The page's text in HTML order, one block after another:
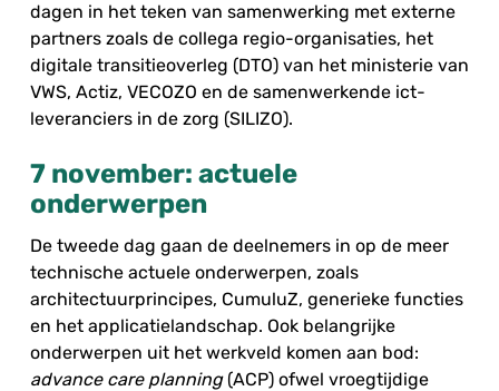
dagen in het teken van samenwerking met externe
partners zoals de collega regio-organisaties, het
digitale transitieoverleg (DTO) van het ministerie van
VWS, Actiz, VECOZO en de samenwerkende ict-
leveranciers in de zorg (SILIZO).
7 november: actuele
onderwerpen
De tweede dag gaan de deelnemers in op de meer
technische actuele onderwerpen, zoals
architectuurprincipes, CumuluZ, generieke functies
en het applicatielandschap. Ook belangrijke
onderwerpen uit het werkveld komen aan bod:
advance care planning(ACP) ofwel vroegtijdige